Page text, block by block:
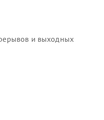
и выходных